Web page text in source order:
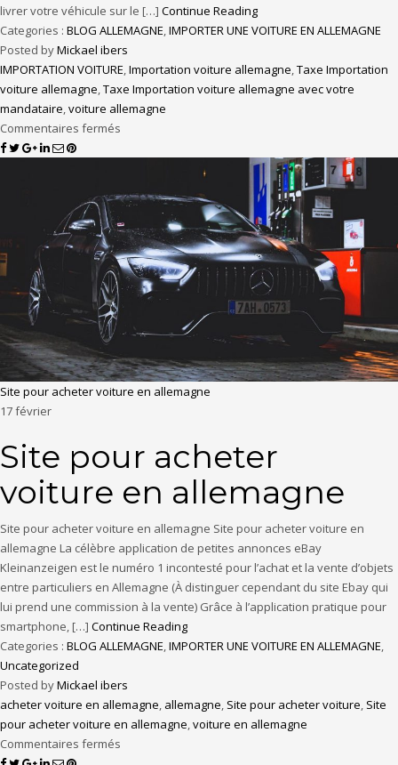
livrer votre véhicule sur le […] Continue Reading
Categories : BLOG ALLEMAGNE,IMPORTER UNE VOITURE EN ALLEMAGNE
Posted byMickael ibers
IMPORTATION VOITURE,Importation voiture allemagne,Taxe Importation
voiture allemagne,Taxe Importation voiture allemagne avec votre
mandataire,voiture allemagne
Commentaires fermés
Site pour acheter voiture en allemagne
17février
Site pour acheter
voiture en allemagne
Site pour acheter voiture en allemagne Site pour acheter voiture en
allemagne La célèbre application de petites annonces eBay
Kleinanzeigen est le numéro 1 incontesté pour l’achat et la vente d’objets
entre particuliers en Allemagne (À distinguer cependant du site Ebay qui
lui prend une commission à la vente) Grâce à l’application pratique pour
smartphone, […] Continue Reading
Categories : BLOG ALLEMAGNE,IMPORTER UNE VOITURE EN ALLEMAGNE,
Uncategorized
Posted byMickael ibers
acheter voiture en allemagne, allemagne, Site pour acheter voiture, Site
pour acheter voiture en allemagne,voiture en allemagne
Commentaires fermés